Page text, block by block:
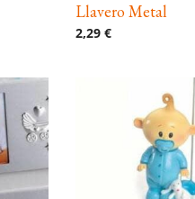
Llavero Metal
2,29 €